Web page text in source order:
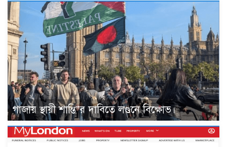
গাজায় স্থায়ী শান্তি”র দাবিতে লণ্ডনে বিক্ষোভ।